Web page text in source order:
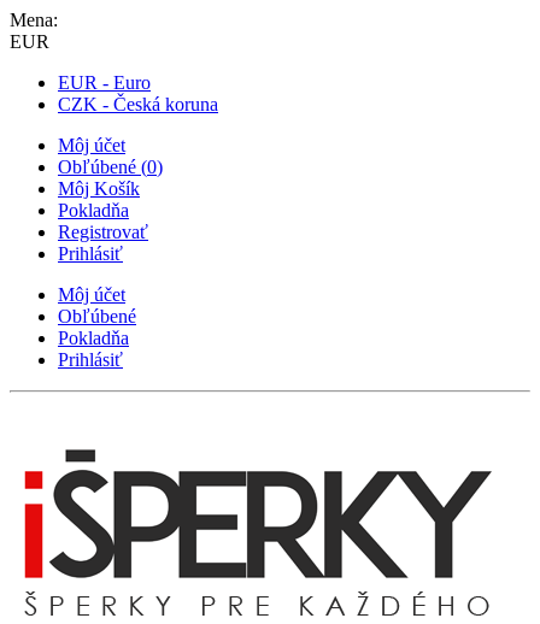
Mena:
EUR
EUR - Euro
CZK - Česká koruna
Môj účet
Obľúbené (0)
Môj Košík
Pokladňa
Registrovať
Prihlásiť
Môj účet
Obľúbené
Pokladňa
Prihlásiť